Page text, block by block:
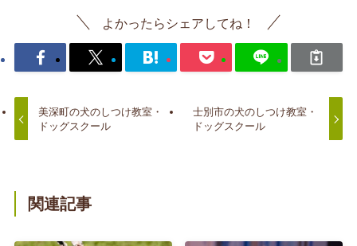
よかったらシェアしてね！
美深町の犬のしつけ教室・
ドッグスクール
士別市の犬のしつけ教室・
ドッグスクール
関連記事